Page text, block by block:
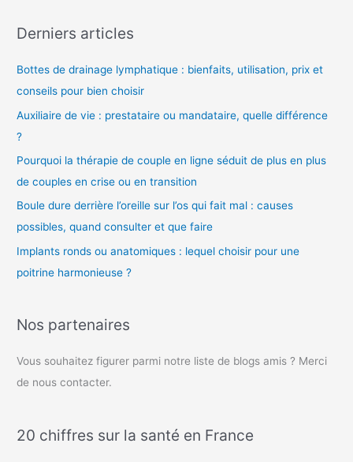
é
Derniers articles
Bottes de drainage lymphatique : bienfaits, utilisation, prix et
conseils pour bien choisir
Auxiliaire de vie : prestataire ou mandataire, quelle différence
?
Pourquoi la thérapie de couple en ligne séduit de plus en plus
de couples en crise ou en transition
Boule dure derrière l’oreille sur l’os qui fait mal : causes
possibles, quand consulter et que faire
Implants ronds ou anatomiques : lequel choisir pour une
poitrine harmonieuse ?
Nos partenaires
Vous souhaitez figurer parmi notre liste de blogs amis ? Merci
de nous contacter.
20 chiffres sur la santé en France